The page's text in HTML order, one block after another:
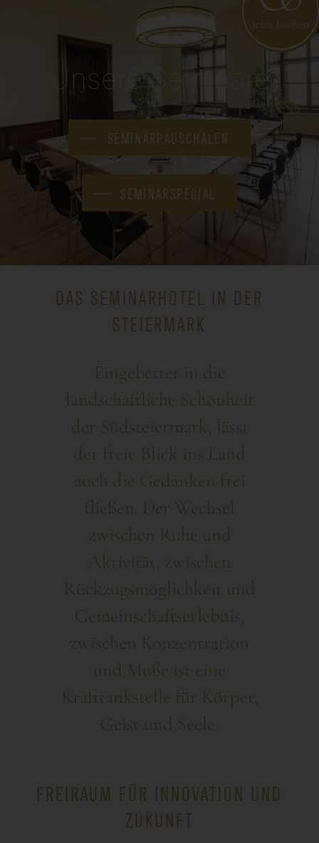
Unsere Seminare
SEMINARPAUSCHALEN
SEMINARSPECIAL
jetzt buchen
DAS SEMINARHOTEL IN DER
STEIERMARK
Eingebettet in die
landschaftliche Schönheit
der Südsteiermark, lässt
der freie Blick ins Land
auch die Gedanken frei
fließen. Der Wechsel
zwischen Ruhe und
Aktivität, zwischen
Rückzugsmöglichkeit und
Gemeinschaftserlebnis,
zwischen Konzentration
und Muße ist eine
Krafttankstelle für Körper,
Geist und Seele.
FREIRAUM FÜR INNOVATION UND
ZUKUNFT